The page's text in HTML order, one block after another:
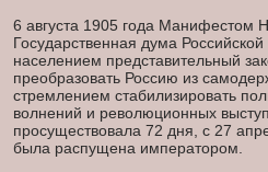
6 августа 1905 года Манифестом
Государственная дума
населением представительный
преобразовать Россию из
стремлением стабилизировать
волнений и революционных
просуществовала 72 дня, с 27
была распущена императором.